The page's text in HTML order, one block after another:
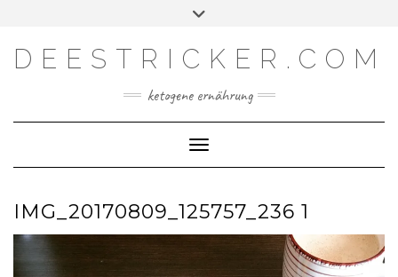
content
FacebookInstagram
DEESTRICKER.COM
ketogene ernährung
Toggle Navigation
IMG_20170809_125757_236 1